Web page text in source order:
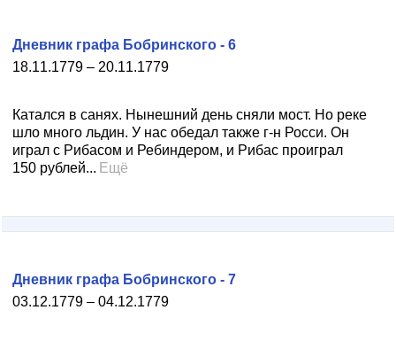
18.11.1779 – 20.11.1779
Дневник графа Бобринского - 6
Катался в санях. Нынешний день сняли мост. Но реке
шло много льдин. У нас обедал также г-н Росси. Он
играл с Рибасом и Ребиндером, и Рибас проиграл
150 рублей... Ещё
03.12.1779 – 04.12.1779
Дневник графа Бобринского - 7